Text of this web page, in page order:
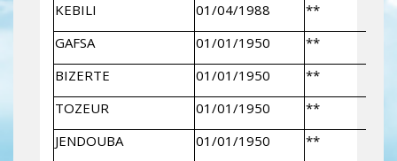
KEBILI
01/04/1988
**
GAFSA
01/01/1950
**
BIZERTE
01/01/1950
**
TOZEUR
01/01/1950
**
JENDOUBA
01/01/1950
**